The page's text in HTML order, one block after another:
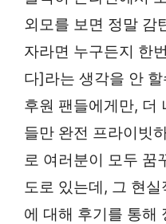
외모를 보면 정말 감
자라면 누구든지 한
다]라는 생각을 안
후원 팬들에게만, 더
들만 완전 프라이빗
로 여러분이 모두 꿈
도로 있는데, 그 현
에 대해 후기를 통해